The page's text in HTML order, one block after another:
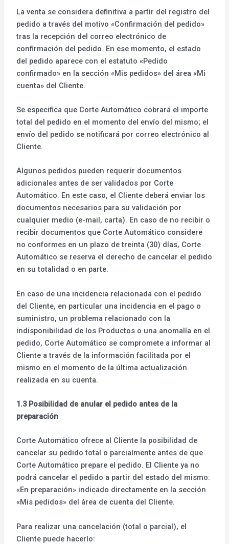
La venta se considera definitiva a partir del registro del
pedido a través del motivo «Confirmación del pedido»
tras la recepción del correo electrónico de
confirmación del pedido. En ese momento, el estado
del pedido aparece con el estatuto «Pedido
confirmado» en la sección «Mis pedidos» del área «Mi
cuenta» del Cliente.
Se especifica que Corte Automático cobrará el importe
total del pedido en el momento del envío del mismo; el
envío del pedido se notificará por correo electrónico al
Cliente.
Algunos pedidos pueden requerir documentos
adicionales antes de ser validados por Corte
Automático. En este caso, el Cliente deberá enviar los
documentos necesarios para su validación por
cualquier medio (e-mail, carta). En caso de no recibir o
recibir documentos que Corte Automático considere
no conformes en un plazo de treinta (30) días, Corte
Automático se reserva el derecho de cancelar el pedido
en su totalidad o en parte.
En caso de una incidencia relacionada con el pedido
del Cliente, en particular una incidencia en el pago o
suministro, un problema relacionado con la
indisponibilidad de los Productos o una anomalía en el
pedido, Corte Automático se compromete a informar al
Cliente a través de la información facilitada por el
mismo en el momento de la última actualización
realizada en su cuenta.
1.3 Posibilidad de anular el pedido antes de la
preparación
Corte Automático ofrece al Cliente la posibilidad de
cancelar su pedido total o parcialmente antes de que
Corte Automático prepare el pedido. El Cliente ya no
podrá cancelar el pedido a partir del estado del mismo:
«En preparación» indicado directamente en la sección
«Mis pedidos» del área de cuenta del Cliente.
Para realizar una cancelación (total o parcial), el
Cliente puede hacerlo: